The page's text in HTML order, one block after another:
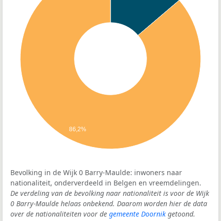
86,2%
Bevolking in de Wijk 0 Barry-Maulde: inwoners naar
nationaliteit, onderverdeeld in Belgen en vreemdelingen.
De verdeling van de bevolking naar nationaliteit is voor de Wijk
0 Barry-Maulde helaas onbekend. Daarom worden hier de data
over de nationaliteiten voor de gemeente Doornik getoond.